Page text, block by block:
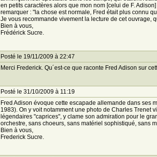
en petits caractères alors que mon nom [celui de F.
remarquer : "la chose est normale, Fred était plus connu
Je vous recommande vivement la lecture de cet ouvrage,
Bien à vous,
Frédérick Sucre.
Posté le 19/11/2009 à 22:47
Merci Frederick. Qu´est-ce que raconte Fred Adison sur
Posté le 31/10/2009 à 11:19
Fred Adison évoque cette escapade allemande dans ses
1983). On y voit notamment une photo de Charles Trenet
légendaires "caprices", y clame son admiration pour le
orchestre, sans choeurs, sans matériel sophistiqué, sans
Bien à vous,
Frederick Sucre.